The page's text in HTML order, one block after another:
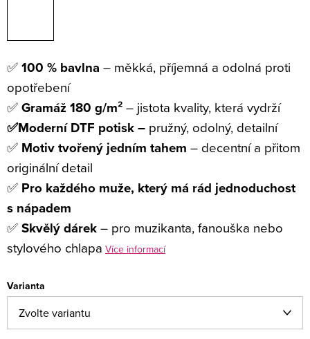
✅100 % bavlna – měkká, příjemná a odolná proti
opotřebení
✅Gramáž 180 g/m²– jistota kvality, která vydrží
✅Moderní DTF potisk – pružný, odolný, detailní
✅ Motiv tvořený jedním tahem – decentní a přitom
originální detail
✅ Pro každého muže, který má rád jednoduchost
s nápadem
✅Skvělý dárek– pro muzikanta, fanouška nebo
stylového chlapa Více informací
Varianta